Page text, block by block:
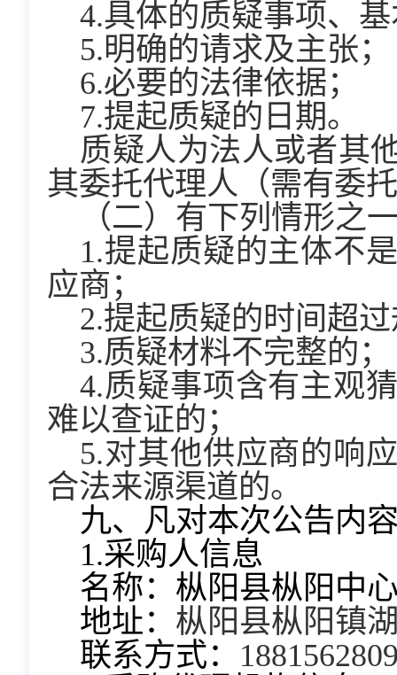
4.具体的质疑事项、
5.明确的请求及主张；
6.必要的法律依据；
7.提起质疑的日期。
质疑人为法人或者其
其委托代理人（需有委
（二）有下列情形之
1.提起质疑的主体不
应商；
2.提起质疑的时间超
3.质疑材料不完整的；
4.质疑事项含有主观
难以查证的；
5.对其他供应商的响
合法来源渠道的。
九、凡对本次公告内
1.采购人信息
名称：枞阳县枞阳中
地址： 枞阳县枞阳镇
联系方式：